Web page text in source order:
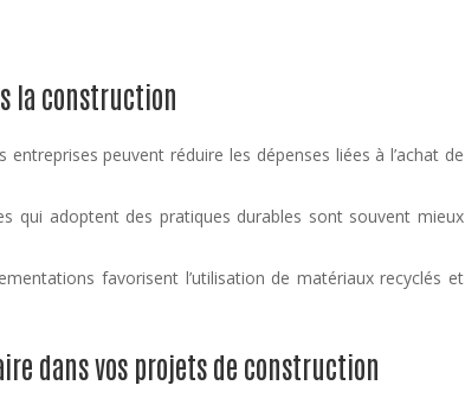
la construction
entreprises peuvent réduire les dépenses liées à l’achat de
qui adoptent des pratiques durables sont souvent mieux
favorisent l’utilisation de matériaux recyclés et
dans vos projets de construction